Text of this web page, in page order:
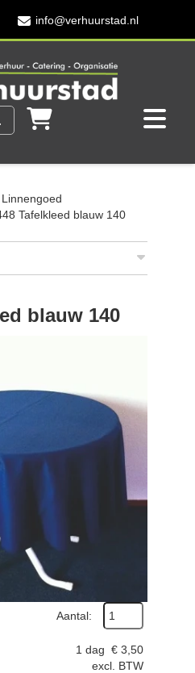
info@verhuurstad.nl
Linnengoed
Tafelkleed blauw 140
blauw 140
Aantal:
1 dag € 3,50
excl. BTW